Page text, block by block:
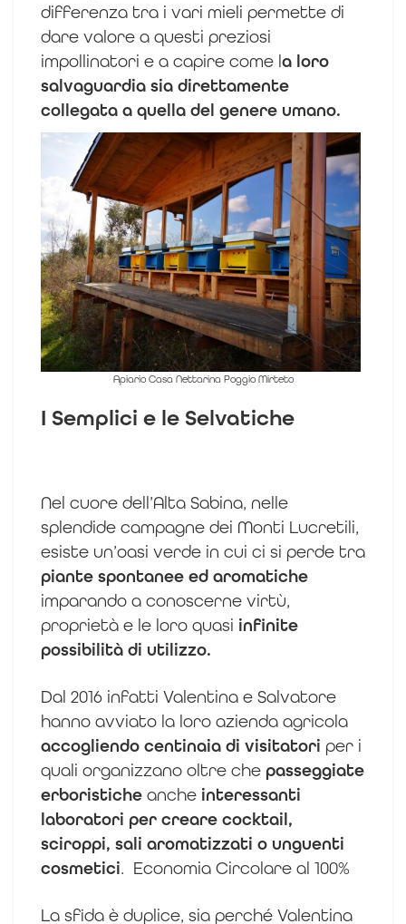
differenza tra i vari mieli permette di
dare valore a questi preziosi
impollinatori e a capire come la loro
salvaguardia sia direttamente
collegata a quella del genere umano.
Apiario Casa Nettarina Poggio Mirteto
I Semplici e le Selvatiche
Nel cuore dell’Alta Sabina, nelle
splendide campagne dei Monti Lucretili,
esiste un’oasi verde in cui ci si perde tra
piante spontanee ed aromatiche
imparando a conoscerne virtù,
proprietà e le loro quasi infinite
possibilità di utilizzo.
Dal 2016 infatti Valentina e Salvatore
hanno avviato la loro azienda agricola
accogliendo centinaia di visitatori per i
quali organizzano oltre che passeggiate
erboristiche anche interessanti
laboratori per creare cocktail,
sciroppi, sali aromatizzati o unguenti
cosmetici. Economia Circolare al 100%
La sfida è duplice, sia perché Valentina